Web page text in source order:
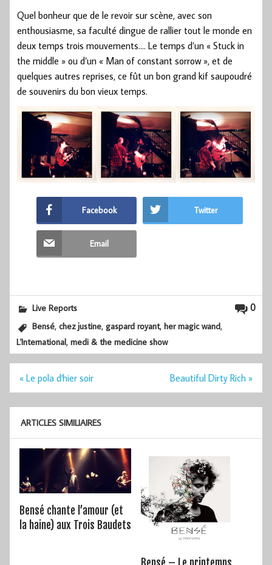
Quel bonheur que de le revoir sur scène, avec son
enthousiasme, sa faculté dingue de rallier tout le monde en
deux temps trois mouvements…. Le temps d’un « Stuck in
the middle » ou d’un « Man of constant sorrow », et de
quelques autres reprises, ce fût un bon grand kif saupoudré
de souvenirs du bon vieux temps.
Facebook Twitter
Email
0
Live Reports
Bensé,chez justine,gaspard royant,her magic wand,
L'International,medi & the medicine show
Navigation
l’article
« Le pola d'hier soir Beautiful Dirty Rich »
ARTICLES SIMILIAIRES
Bensé chante l’amour (et
la haine) aux Trois Baudets